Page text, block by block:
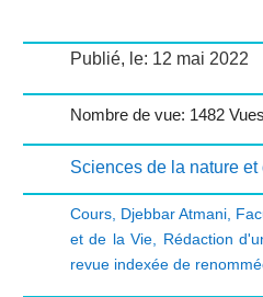
Publié, le: 12 mai 2022
Nombre de vue: 1482 Vues
Sciences de la nature et
Cours, Djebbar Atmani,
et de la Vie
Rédaction
revue indexée de